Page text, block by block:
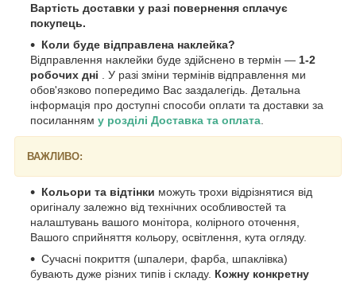
Вартість доставки у разі повернення сплачує
покупець.
Коли буде відправлена наклейка?
Відправлення наклейки буде здійснено в термін — 1-2
робочих дні . У разі зміни термінів відправлення ми
обов'язково попередимо Вас заздалегідь. Детальна
інформація про доступні способи оплати та доставки за
посиланням у розділі Доставка та оплата
ВАЖЛИВО:
Кольори та відтінки можуть трохи відрізнятися від
оригіналу залежно від технічних особливостей та
налаштувань вашого монітора, колірного оточення,
Вашого сприйняття кольору, освітлення, кута огляду.
Сучасні покриття (шпалери, фарба, шпаклівка)
бувають дуже різних типів і складу. Кожну конкретну